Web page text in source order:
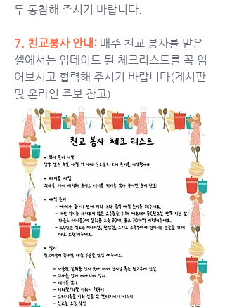
두 동참해 주시기 바랍니다.
7. 친교봉사 안내: 매주 친교 봉사를 맡은
셀에서는 업데이트 된 체크리스트를 꼭 읽
어보시고 협력해 주시기 바랍니다(게시판
및 온라인 주보 참고)